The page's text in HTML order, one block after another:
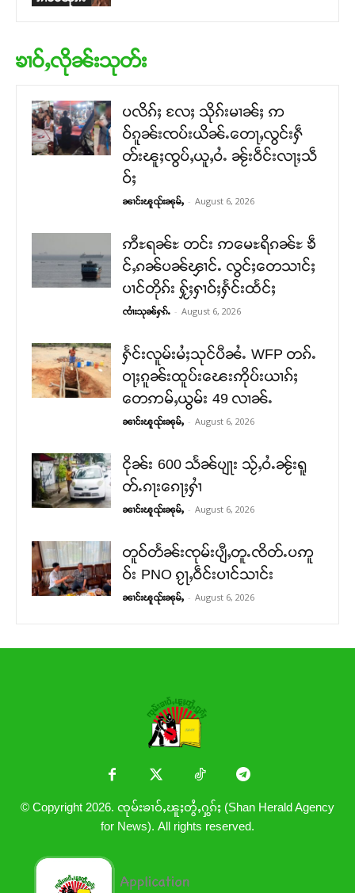
ၶၢဝ်ႇလိုၼ်းသုတ်း
ပလိၵ်ႈ လႄႈ သိုၵ်းမၢၼ်ႈ ဢ
ဝ်ၵူၼ်းၸပ်းယိၼ်ႉတေႃႇလွင်းႁဵ
တ်းၽူႈၸွပ်ႇယူႇဝႆႉ ၼႂ်းဝဵင်းလႃႈသဵ
ဝ်ႈ
ၼၢင်းၽူၺ်းၼုမ်ႇ - August 6, 2026
ဢီႊရၼ်ႊ တင်း ဢမေႊရိၵၼ်ႊ ၶဵ
င်ႇၵၼ်ပၼ်ၾၢင်ႉ လွင်ႈတေသၢင်ႈ
ပၢင်တိုၵ်း ႁႂ်ႈႁၢဝ်ႈႁႅင်းထႅင်ႈ
ၸၢႆးသုၼ်ႁၵ်ႉ - August 6, 2026
ႁႅင်းလူမ်းမႆႈသုင်ပီၼႆႉ WFP တၵ်ႉ
ဝႃႈၵူၼ်းထူပ်းၽေးဢိုပ်းယၢၵ်ႈ
တေဢမ်ႇယွမ်း 49 လၢၼ်ႉ
ၼၢင်းၽူၺ်းၼုမ်ႇ - August 6, 2026
ငိုၼ်း 600 သႅၼ်ပျႃး သႂ်ႇဝႆႉၼႂ်းရူ
တ်ႉၵႃးၵေႃႈႁၢႆ
ၼၢင်းၽူၺ်းၼုမ်ႇ - August 6, 2026
တူဝ်တႅၼ်းၸုမ်းပျီႇတူႉၸိတ်ႉပဢူ
ဝ်း PNO ၵႂႃႇဝဵင်းပၢင်သၢင်း
ၼၢင်းၽူၺ်းၼုမ်ႇ - August 6, 2026
© Copyright 2026. ၸုမ်းၶၢဝ်ႇၽူႈတွႆႇႁွၵ်ႈ (Shan Herald Agency
for News). All rights reserved.